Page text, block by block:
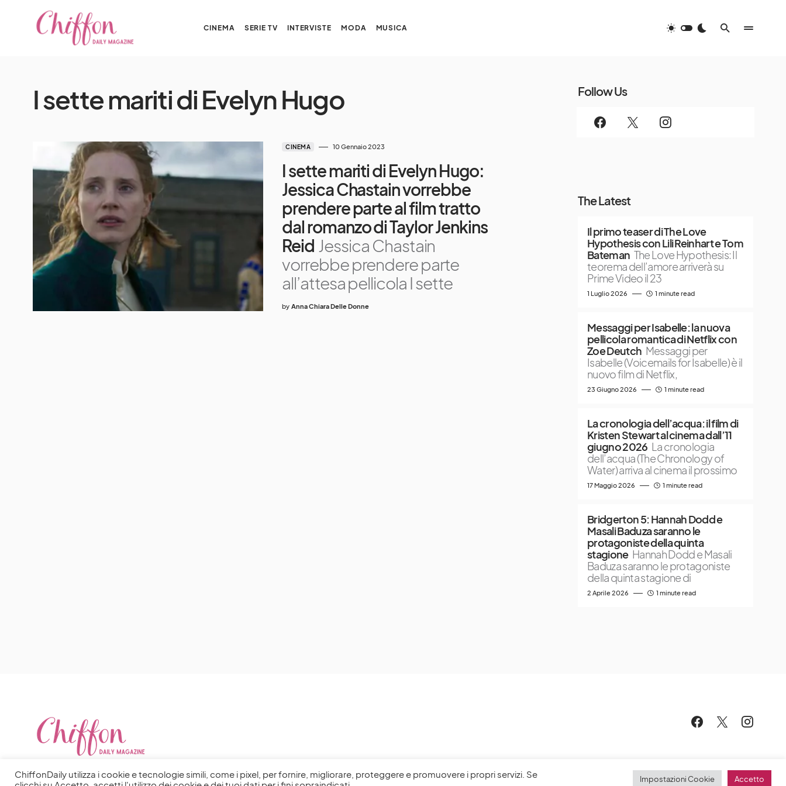
CINEMA SERIE TV INTERVISTE MODA MUSICA
I sette mariti di Evelyn Hugo
CINEMA 10 Gennaio 2023
I sette mariti di Evelyn Hugo:
Jessica Chastain vorrebbe
prendere parte al film tratto
dal romanzo di Taylor Jenkins
Reid Jessica Chastain
vorrebbe prendere parte
all’attesa pellicola I sette
by Anna Chiara Delle Donne
Follow Us
The Latest
Il primo teaser di The Love
Hypothesis con Lili Reinhart e Tom
Bateman The Love Hypothesis: Il
teorema dell’amore arriverà su
Prime Video il 23
1 Luglio 2026 1 minute read
Messaggi per Isabelle: la nuova
pellicola romantica di Netflix con
Zoe Deutch Messaggi per
Isabelle (Voicemails for Isabelle) è il
nuovo film di Netflix,
23 Giugno 2026 1 minute read
La cronologia dell’acqua: il film di
Kristen Stewart al cinema dall’11
giugno 2026 La cronologia
dell’acqua (The Chronology of
Water) arriva al cinema il prossimo
17 Maggio 2026 1 minute read
Bridgerton 5: Hannah Dodd e
Masali Baduza saranno le
protagoniste della quinta
stagione Hannah Dodd e Masali
Baduza saranno le protagoniste
della quinta stagione di
2 Aprile 2026 1 minute read
ChiffonDaily utilizza i cookie e tecnologie simili, come i pixel, per fornire, migliorare, proteggere e promuovere i propri servizi. Se
Impostazioni Cookie Accetto